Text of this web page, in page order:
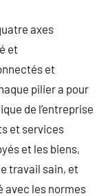
axes
et
et
pilier a pour
de l’entreprise
et services
et les biens,
travail sain, et
avec les normes